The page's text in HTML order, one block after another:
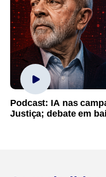
Podcast: IA nas
Justiça; debate em